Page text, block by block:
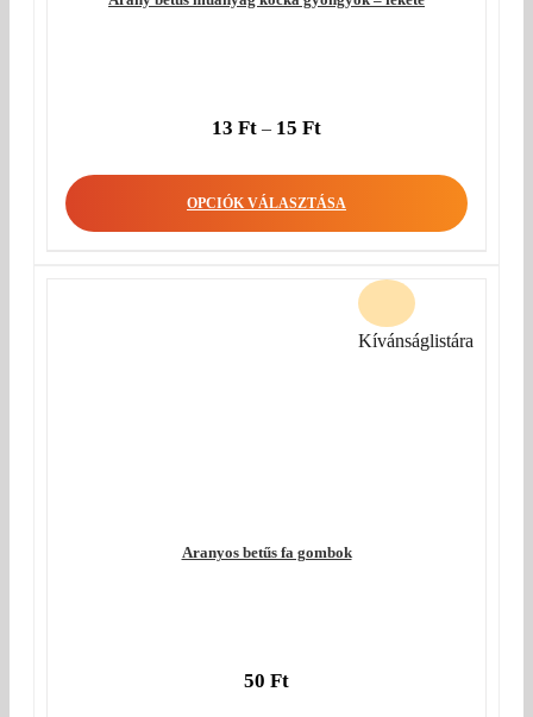
13 Ft – 15 Ft
OPCIÓK VÁLASZTÁSA
Aranyos betűs fa gombok
50 Ft
Kívánságlistára